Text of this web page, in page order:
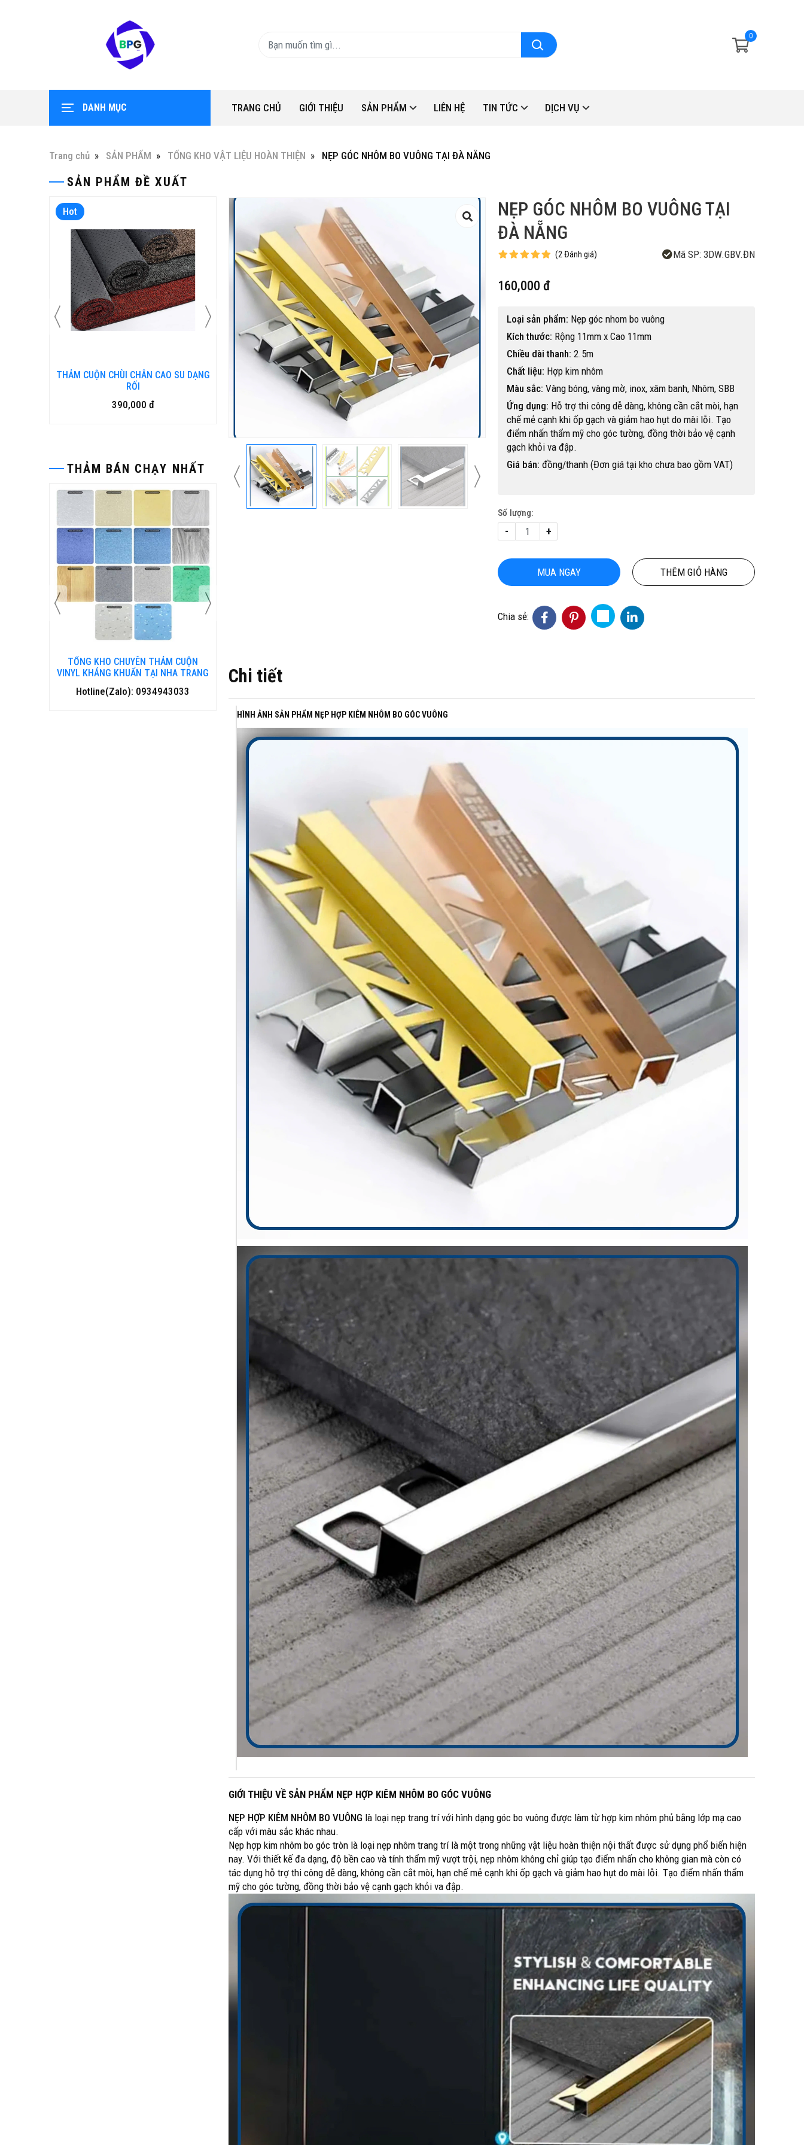
0
DANH MỤC TRANG CHỦ GIỚI THIỆU SẢN PHẨM LIÊN HỆ TIN TỨC DỊCH VỤ
Trang chủ SẢN PHẨM TỔNG KHO VẬT LIỆU HOÀN THIỆN NẸP GÓC NHÔM BO VUÔNG TẠI ĐÀ NẴNG
SẢN PHẨM ĐỀ XUẤT
Hot
Bàn ghế gỗ nhựa ngoài trời BP-456
15,500,000 đ
THẢM BÁN CHẠY NHẤT
KHO CHUYÊN THẢM CUỘN
KHÁNG KHUẨN TẠI NHA TRANG
0934943033
TỔNG KHO CHUYÊN THẢM CUỘN
VINYL KHÁNG KHUẨN TẠI ĐÀ NẴNG
Hotline(Zalo): 0934943033
NẸP GÓC NHÔM BO VUÔNG TẠI
ĐÀ NẴNG
(2 Đánh giá) Mã SP: 3DW.GBV.ĐN
160,000 đ
Loại sản phẩm: Nẹp góc nhom bo vuông
Kích thước: Rộng 11mm x Cao 11mm
Chiều dài thanh: 2.5m
Chất liệu: Hợp kim nhôm
Màu sắc: Vàng bóng, vàng mờ, inox, xâm banh, Nhôm, SBB
Ứng dụng: Hỗ trợ thi công dễ dàng, không cần cắt mòi, hạn
chế mẻ cạnh khi ốp gạch và giảm hao hụt do mài lỗi. Tạo
điểm nhấn thẩm mỹ cho góc tường, đồng thời bảo vệ cạnh
gạch khỏi va đập.
Giá bán: đồng/thanh (Đơn giá tại kho chưa bao gồm VAT)
Số lượng:
- +
MUA NGAY THÊM GIỎ HÀNG
Chia sẻ:
Chi tiết
HÌNH ẢNH SẢN PHẨM NẸP HỢP KIÊM NHÔM BO GÓC VUÔNG
GIỚI THIỆU VỀ SẢN PHẨM NẸP HỢP KIÊM NHÔM BO GÓC VUÔNG
NẸP HỢP KIÊM NHÔM BO VUÔNG là loại nẹp trang trí với hình dạng góc bo vuông được làm từ hợp kim nhôm phủ bằng lớp mạ cao
cấp với màu sắc khác nhau.
Nẹp hợp kim nhôm bo góc tròn là loại nẹp nhôm trang trí là một trong những vật liệu hoàn thiện nội thất được sử dụng phổ biến hiện
nay. Với thiết kế đa dạng, độ bền cao và tính thẩm mỹ vượt trội, nẹp nhôm không chỉ giúp tạo điểm nhấn cho không gian mà còn có
tác dụng hỗ trợ thi công dễ dàng, không cần cắt mòi, hạn chế mẻ cạnh khi ốp gạch và giảm hao hụt do mài lỗi. Tạo điểm nhấn thẩm
mỹ cho góc tường, đồng thời bảo vệ cạnh gạch khỏi va đập.